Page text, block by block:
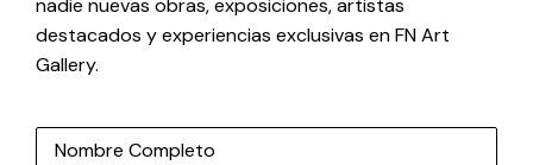
destacados y experiencias exclusivas en FN Art
Gallery.
Nombre Completo